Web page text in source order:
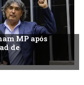
MP após
de